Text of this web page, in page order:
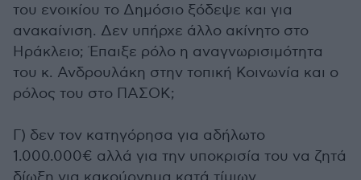
του ενοικίου το Δημόσιο ξόδεψε και για
ανακαίνιση. Δεν υπήρχε άλλο ακίνητο στο
Ηράκλειο; Έπαιξε ρόλο η αναγνωρισιμότητα
του κ. Ανδρουλάκη στην τοπική Κοινωνία και ο
ρόλος του στο ΠΑΣΟΚ;
Γ) δεν τον κατηγόρησα για αδήλωτο
1.000.000€ αλλά για την υποκρισία του να ζητά